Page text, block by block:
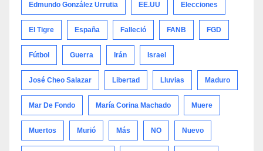
Edmundo González Urrutia EE.UU Elecciones
El Tigre España Falleció FANB FGD
Fútbol Guerra Irán Israel
José Cheo Salazar Libertad Lluvias Maduro
Mar De Fondo María Corina Machado Muere
Muertos Murió Más NO Nuevo